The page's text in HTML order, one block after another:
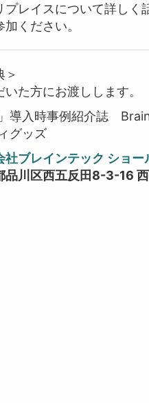
プレイスについて詳し
ください。
＞
た方にお渡しします。
」導入時事例紹介誌
グッズ
社ブレインテック ショー
川区西五反田8-3-16 西